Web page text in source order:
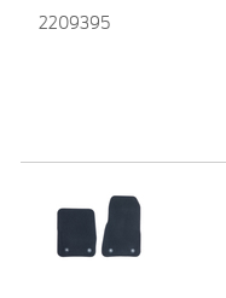
2209395